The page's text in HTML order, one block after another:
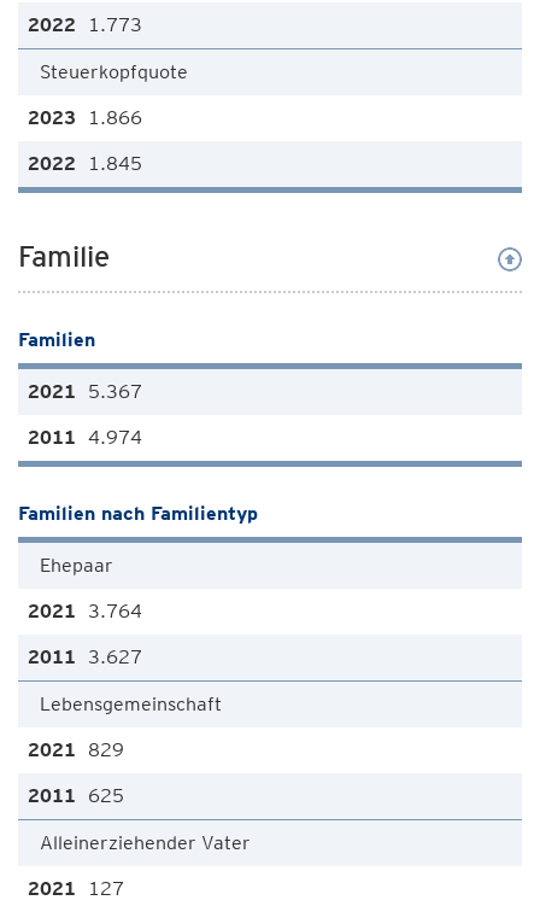
1.773
Steuerkopfquote
1.866
1.845
Familie
Familien
5.367
4.974
Familien nach Familientyp
Ehepaar
3.764
3.627
Lebensgemeinschaft
829
625
Alleinerziehender Vater
127